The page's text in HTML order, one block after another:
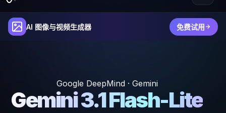
AI 图像与视频生成器 免费试用
Google DeepMind · Gemini
Gemini 3.1 Flash-Lite